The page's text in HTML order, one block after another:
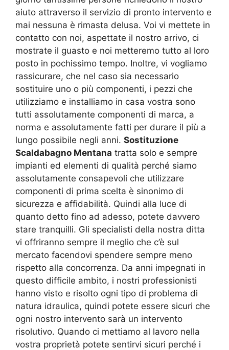
aiuto attraverso il servizio di pronto intervento e
mai nessuna è rimasta delusa. Voi vi mettete in
contatto con noi, aspettate il nostro arrivo, ci
mostrate il guasto e noi metteremo tutto al loro
posto in pochissimo tempo. Inoltre, vi vogliamo
rassicurare, che nel caso sia necessario
sostituire uno o più componenti, i pezzi che
utilizziamo e installiamo in casa vostra sono
tutti assolutamente componenti di marca, a
norma e assolutamente fatti per durare il più a
lungo possibile negli anni. Sostituzione
Scaldabagno Mentana tratta solo e sempre
impianti ed elementi di qualità perché siamo
assolutamente consapevoli che utilizzare
componenti di prima scelta è sinonimo di
sicurezza e affidabilità. Quindi alla luce di
quanto detto fino ad adesso, potete davvero
stare tranquilli. Gli specialisti della nostra ditta
vi offriranno sempre il meglio che c’è sul
mercato facendovi spendere sempre meno
rispetto alla concorrenza. Da anni impegnati in
questo difficile ambito, i nostri professionisti
hanno visto e risolto ogni tipo di problema di
natura idraulica, quindi potete essere sicuri che
ogni nostro intervento sarà un intervento
risolutivo. Quando ci mettiamo al lavoro nella
vostra proprietà potete sentirvi sicuri perché i